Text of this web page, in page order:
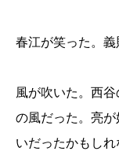
春江が笑った。義
風が吹いた。西
の風だった。亮
いだったかもし